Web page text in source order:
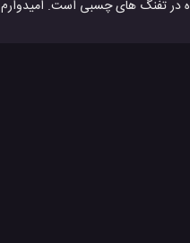
در تفنگ های چسبی است. امیدوارم